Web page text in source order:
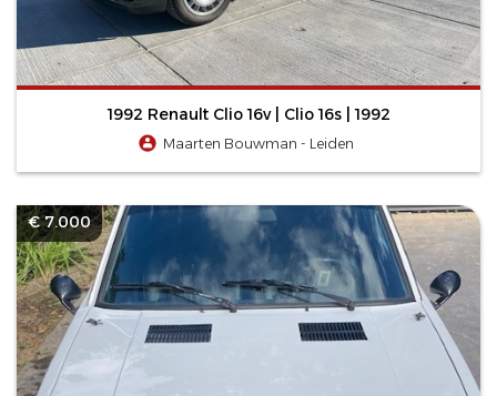
1992 Renault Clio 16v | Clio 16s | 1992
Maarten Bouwman - Leiden
€ 7.000